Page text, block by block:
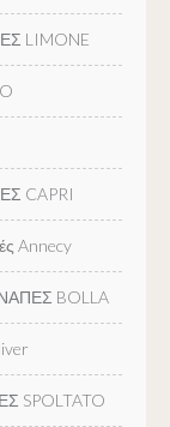
LIMONE
CAPRI
Annecy
BOLLA
SPOLTATO